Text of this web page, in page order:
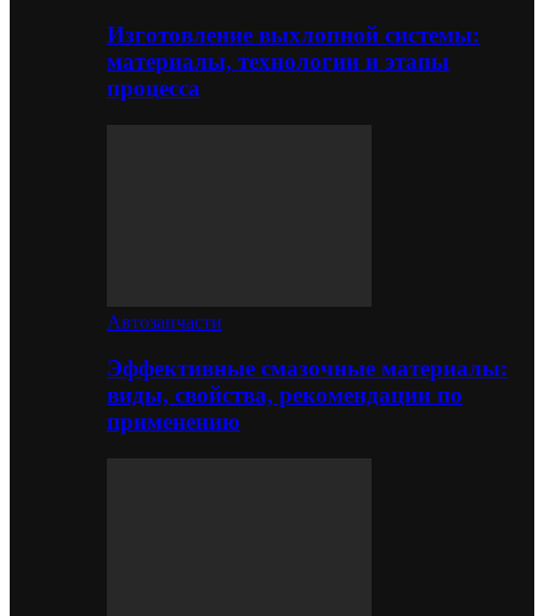
Изготовление выхлопной системы:
материалы, технологии и этапы
процесса
Автозапчасти
Эффективные смазочные материалы:
виды, свойства, рекомендации по
применению